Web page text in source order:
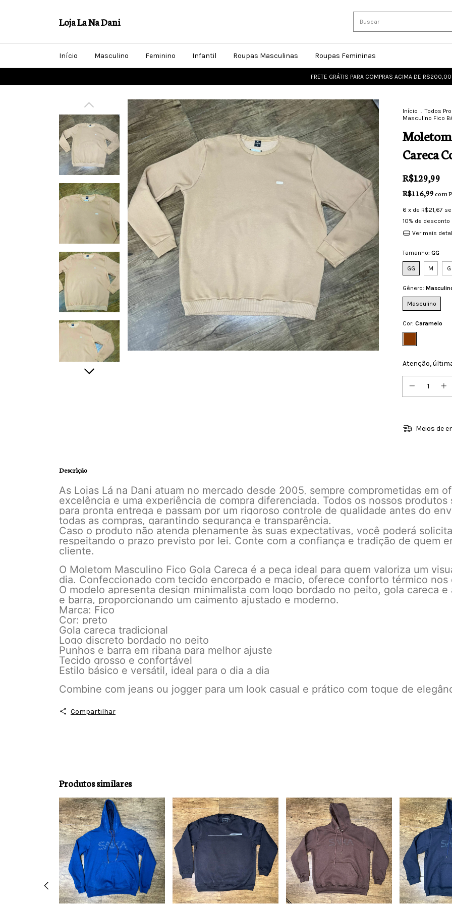
Loja La Na Dani
Início Masculino Feminino Infantil Roupas Masculinas Roupas Femininas
FRETE GRÁTIS PARA COMPRAS ACIMA DE R$200,00
Início . Todos
Masculino Fico
Careca
R$129,99
R$116,99com
6 x de R$21,67
10% de desconto
Ver mais
Tamanho: GG
GG M G
Gênero:
Masculino
Cor: Caramelo
Atenção,
Meios de
Descrição
As Lojas Lá na Dani atuam no mercado desde 2005, sempre comprometidas em
excelência e uma experiência de compra diferenciada. Todos os nossos produtos
para pronta entrega e passam por um rigoroso controle de qualidade antes do
todas as compras, garantindo segurança e transparência.
Caso o produto não atenda plenamente às suas expectativas, você poderá
respeitando o prazo previsto por lei. Conte com a confiança e tradição de quem
cliente.
O Moletom Masculino Fico Gola Careca é a peça ideal para quem valoriza um
dia. Confeccionado com tecido encorpado e macio, oferece conforto térmico
O modelo apresenta design minimalista com logo bordado no peito, gola careca
e barra, proporcionando um caimento ajustado e moderno.
Marca: Fico
Cor: preto
Gola careca tradicional
Logo discreto bordado no peito
Punhos e barra em ribana para melhor ajuste
Tecido grosso e confortável
Estilo básico e versátil, ideal para o dia a dia
Combine com jeans ou jogger para um look casual e prático com toque de
Compartilhar
Produtos similares